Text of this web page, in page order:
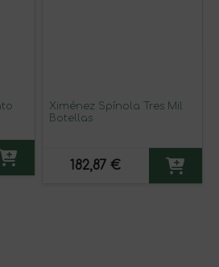
Ximénez Spínola Tres Mil
Botellas
182,87 €